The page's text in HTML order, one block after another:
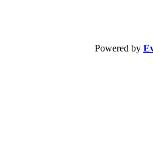
Powered by